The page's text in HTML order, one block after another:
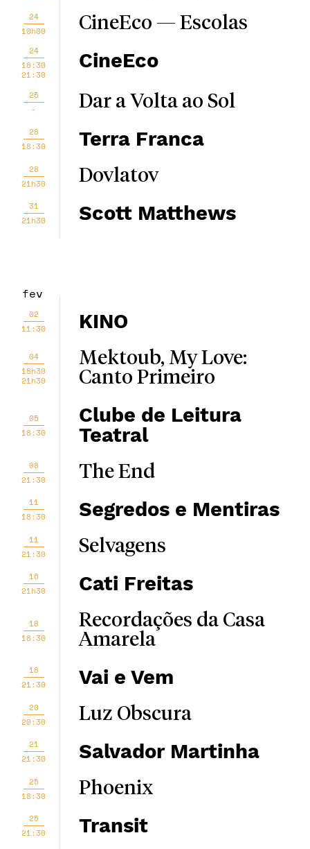
24
10h00
CineEco — Escolas
24
18:30
21:30
CineEco
25
-
Dar a Volta ao Sol
28
18:30
Terra Franca
28
21h30
Dovlatov
31
21h30
Scott Matthews
fev
02
11:30
KINO
04
18h30
21h30
Mektoub, My Love:
Canto Primeiro
05
18:30
Clube de Leitura
Teatral
08
21:30
The End
11
18:30
Segredos e Mentiras
11
21:30
Selvagens
16
21h30
Cati Freitas
18
18:30
Recordações da Casa
Amarela
18
21:30
Vai e Vem
20
20:30
Luz Obscura
21
21:30
Salvador Martinha
25
18:30
Phoenix
25
21:30
Transit